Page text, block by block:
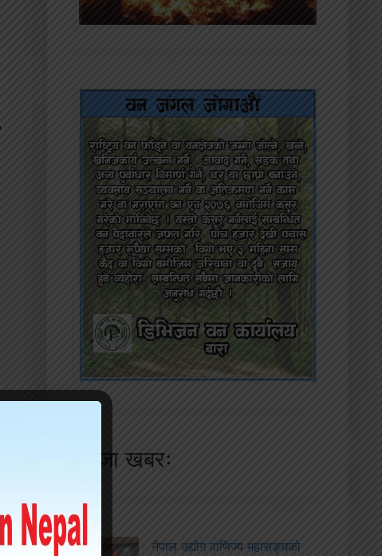
ताजा खबरः
नेपाल उद्योग वाणिज्य महासङ्घको